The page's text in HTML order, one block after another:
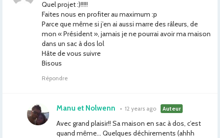
Quel projet :)!!!!!
Faites nous en profiter au maximum :p
Parce que même si j’en ai aussi marre des râleurs, de
mon « Président », jamais je ne pourrai avoir ma maison
dans un sac à dos lol
Hâte de vous suivre
Bisous
Répondre
Manu et Nolwenn • 12 years ago Auteur
Avec grand plaisir!! Sa maison en sac à dos, c’est
quand même… Quelques déchirements (ahhh